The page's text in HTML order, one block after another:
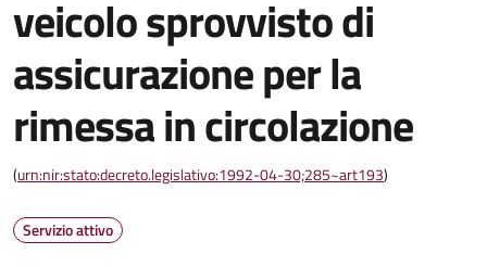
veicolo sprovvisto di
assicurazione per la
rimessa in circolazione
(urn:nir:stato:decreto.legislativo:1992-04-30;285~art193)
Servizio attivo